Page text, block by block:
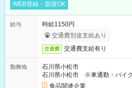
WEB登録・面接OK
給与
時給1150円
交通費別途支給あり
交通費 交通費支給有り
勤務地
石川県小松市
石川県小松市 ※車通勤・バイ
食品関連企業